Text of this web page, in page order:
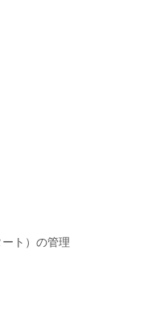
ト）の管理